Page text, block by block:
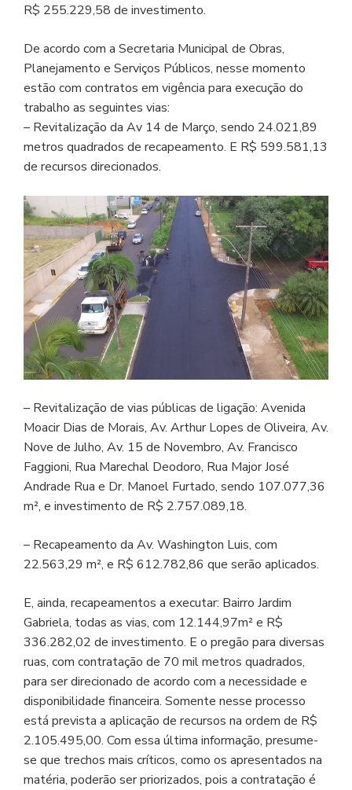
R$ 255.229,58 de investimento.
De acordo com a Secretaria Municipal de Obras,
Planejamento e Serviços Públicos, nesse momento
estão com contratos em vigência para execução do
trabalho as seguintes vias:
– Revitalização da Av 14 de Março, sendo 24.021,89
metros quadrados de recapeamento. E R$ 599.581,13
de recursos direcionados.
– Revitalização de vias públicas de ligação: Avenida
Moacir Dias de Morais, Av. Arthur Lopes de Oliveira, Av.
Nove de Julho, Av. 15 de Novembro, Av. Francisco
Faggioni, Rua Marechal Deodoro, Rua Major José
Andrade Rua e Dr. Manoel Furtado, sendo 107.077,36
m², e investimento de R$ 2.757.089,18.
– Recapeamento da Av. Washington Luis, com
22.563,29 m², e R$ 612.782,86 que serão aplicados.
E, ainda, recapeamentos a executar: Bairro Jardim
Gabriela, todas as vias, com 12.144,97m² e R$
336.282,02 de investimento. E o pregão para diversas
ruas, com contratação de 70 mil metros quadrados,
para ser direcionado de acordo com a necessidade e
disponibilidade financeira. Somente nesse processo
está prevista a aplicação de recursos na ordem de R$
2.105.495,00. Com essa última informação, presume-
se que trechos mais críticos, como os apresentados na
matéria, poderão ser priorizados, pois a contratação é